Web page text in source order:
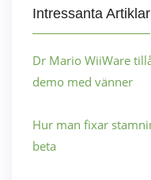
Intressanta Artiklar
Dr Mario WiiWare
demo med vänner
Hur man fixar
beta